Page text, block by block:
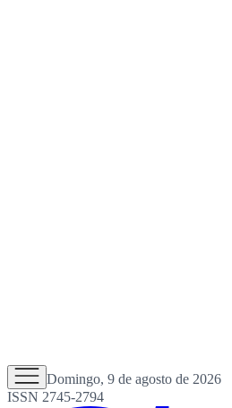
Domingo, 9 de agosto de 2026
ISSN 2745-2794